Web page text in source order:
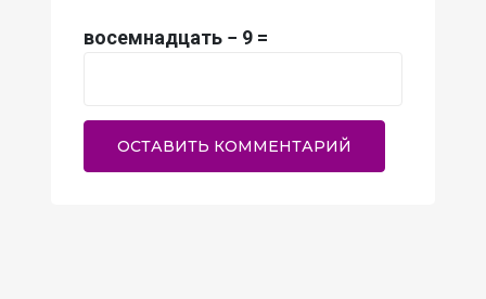
восемнадцать − 9 =